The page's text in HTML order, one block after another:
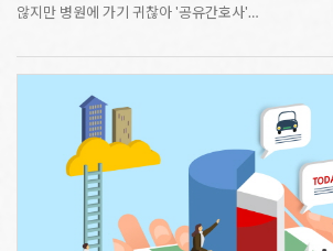
않지만 병원에 가기 귀찮아 '공유간호사'…